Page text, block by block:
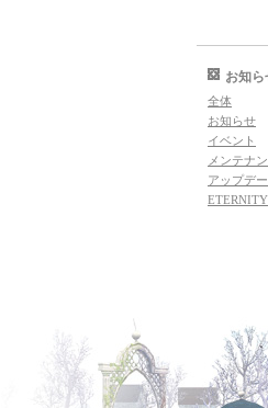
お知ら
全体
お知らせ
イベント
メンテナ
アップデー
ETERNITY